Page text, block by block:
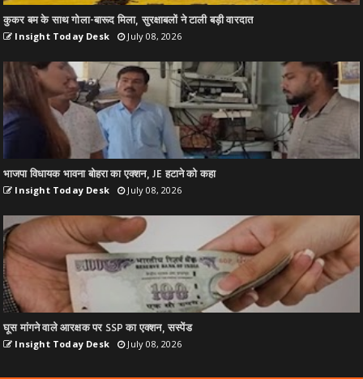
कुकर बम के साथ गोला-बारूद मिला, सुरक्षाबलों ने टाली बड़ी वारदात
Insight Today Desk July 08, 2026
भाजपा विधायक भावना बोहरा का एक्शन, JE हटाने को कहा
Insight Today Desk July 08, 2026
घूस मांगने वाले आरक्षक पर SSP का एक्शन, सस्पेंड
Insight Today Desk July 08, 2026